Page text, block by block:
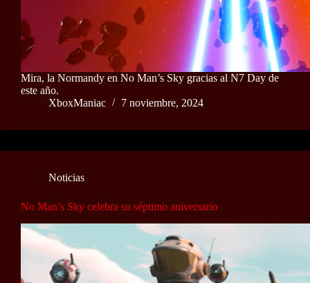
Mira, la Normandy en No Man’s Sky gracias al N7 Day de
este año.
XboxManiac
7 noviembre, 2024
Noticias
No Man’s Sky celebra su séptimo aniversario